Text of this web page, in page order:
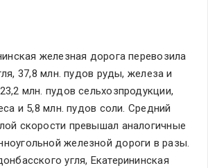
железная дорога перевозила
37,8 млн. пудов руды, железа и
млн. пудов сельхозпродукции,
и 5,8 млн. пудов соли. Средний
скорости превышал аналогичные
железной дороги в разы.
угля, Екатерининская